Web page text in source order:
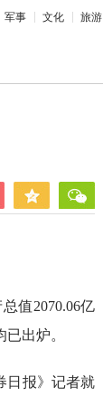
军事 文化 旅游
值2070.06亿
出炉。
日报》记者就